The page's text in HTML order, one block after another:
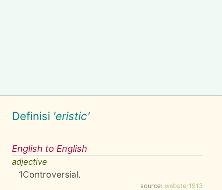
Definisi 'eristic'
English to English
adjective
1Controversial.
source: webster1913